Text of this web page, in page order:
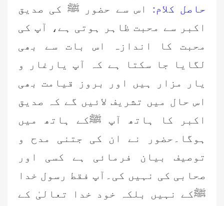
حاصل کلام:
اس سے حضور ﷺ کی صدیق
اکبر سے محبت ظاہر ہوتی ہے، آپ کی
محبت کا اندازہ اس بات سے بھی
لگایا جا سکتا ہے کہ آپ
یارغار و
یار مزار ہیں اور بروز قیامت بھی
اس حال میں تشریف لائیں گے کہ صدیق
اکبر کا ہاتھ آپ ﷺکے ہاتھ میں
ہوگا۔حضور نے ان کی جتنی مدح و
توصیف بیان فرمائی ہے کسی اور
صحابی کی نہیں کی۔آپ فقط رسول خدا
ﷺکے نہیں بلکہ خود خدا تعالیٰ کے